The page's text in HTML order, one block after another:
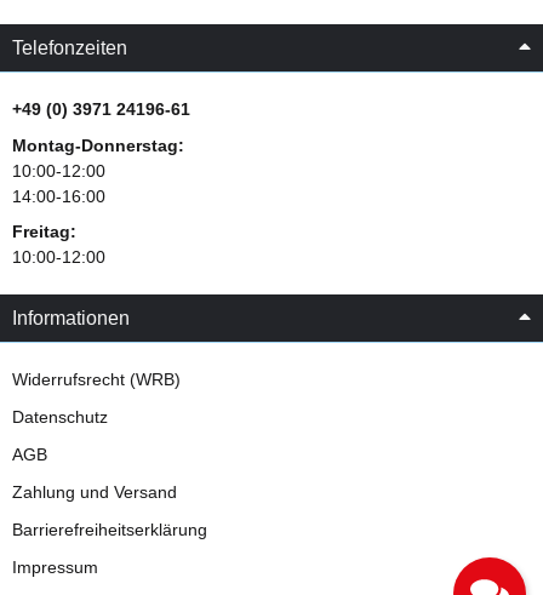
Telefonzeiten
+49 (0) 3971 24196-61
Montag-Donnerstag:
10:00-12:00
14:00-16:00
Freitag:
10:00-12:00
Informationen
Widerrufsrecht (WRB)
Datenschutz
AGB
Zahlung und Versand
Barrierefreiheitserklärung
Impressum